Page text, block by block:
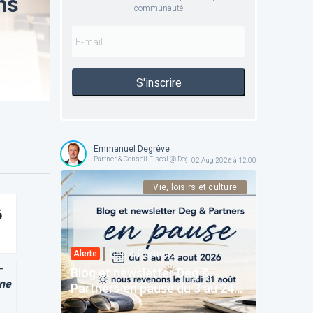
communauté
S'inscrire
Emmanuel Degrève
Partner & Conseil Fiscal @ Deg & Partners02 Aug 2026 à 12:00
Vie, loisirs et culture
Alerte Deg & Partners
Blog et newsletter Deg &
Partners en pause du 3 au 24
août 2026